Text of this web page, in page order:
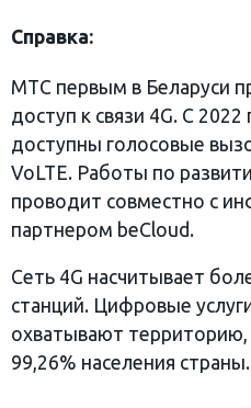
Справка:
МТС первым в Беларуси
доступ к связи 4G. С
доступны голосовые
VoLTE. Работы по
проводит совместно с
партнером beCloud.
Сеть 4G насчитывает
станций. Цифровые
охватывают
99,26% населения страны.